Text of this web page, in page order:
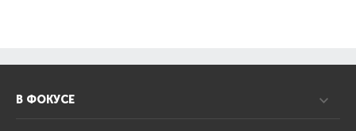
В ФОКУСЕ